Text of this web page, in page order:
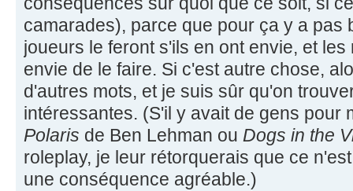
camarades), parce que pour ça y a pas
joueurs le feront s'ils en ont envie, et
envie de le faire. Si c'est autre chose,
d'autres mots, et je suis sûr qu'on
intéressantes. (S'il y avait de gens pour
Polaris de Ben Lehman ou Dogs in the
roleplay, je leur rétorquerais que ce
une conséquence agréable.)